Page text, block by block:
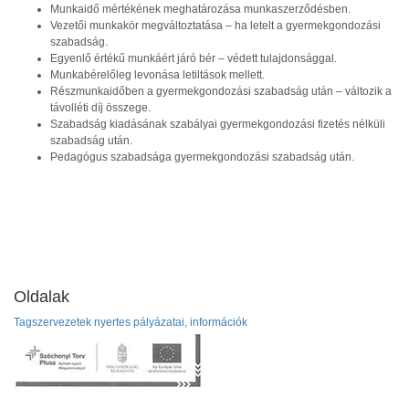
Munkaidő mértékének meghatározása munkaszerződésben.
Vezetői munkakör megváltoztatása – ha letelt a gyermekgondozási
szabadság.
Egyenlő értékű munkáért járó bér – védett tulajdonsággal.
Munkabérelőleg levonása letiltások mellett.
Részmunkaidőben a gyermekgondozási szabadság után – változik a
távolléti díj összege.
Szabadság kiadásának szabályai gyermekgondozási fizetés nélküli
szabadság után.
Pedagógus szabadsága gyermekgondozási szabadság után.
Oldalak
Tagszervezetek nyertes pályázatai, információk